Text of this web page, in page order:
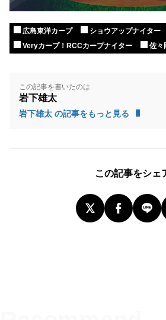
広島東洋カープ ショウアップナイター
Veryカープ！RCCカープナイター
佐々
この記事を書いたのは
岩下雄太
岩下雄太 の記事をもっと見る
この記事をシェ